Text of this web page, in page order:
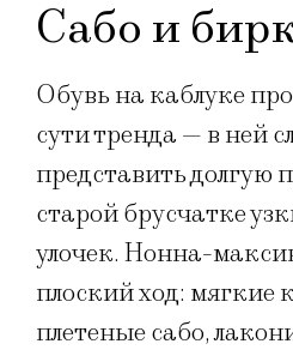
Сабо и
Обувь на каблуке
сути тренда — в ней
представить долгую
старой брусчатке
улочек. Нонна-
плоский ход: мягкие
плетеные сабо,